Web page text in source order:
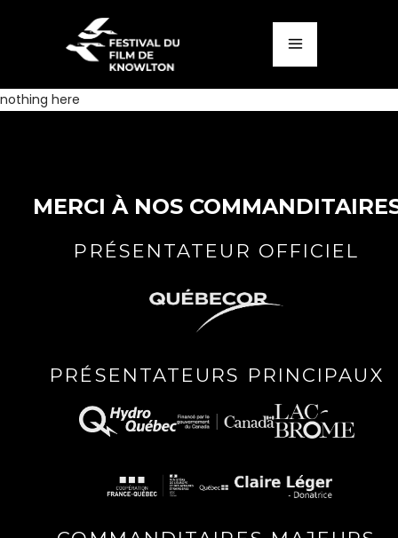
nothing here
MERCI À NOS
PRÉSENTATEUR OFFICIEL
PRÉSENTATEURS PRINCIPAUX